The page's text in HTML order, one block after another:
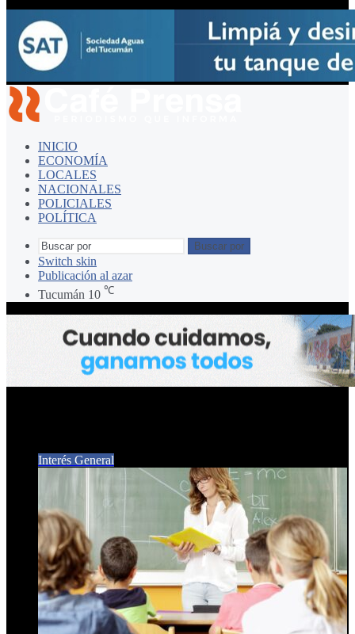
INICIO
ECONOMÍA
LOCALES
NACIONALES
POLICIALES
POLÍTICA
Buscar por
Switch skin
Publicación al azar
Tucumán 10 ℃
Interés General